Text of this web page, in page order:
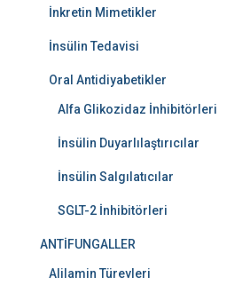
İnkretin Mimetikler
İnsülin Tedavisi
Oral Antidiyabetikler
Alfa Glikozidaz İnhibitörleri
İnsülin Duyarlılaştırıcılar
İnsülin Salgılatıcılar
SGLT-2 İnhibitörleri
ANTİFUNGALLER
Alilamin Türevleri